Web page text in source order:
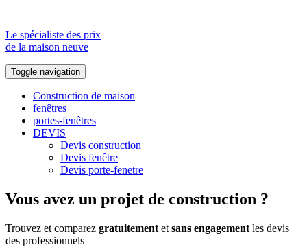
Le spécialiste des prix
de la maison neuve
Toggle navigation
Construction de maison
fenêtres
portes-fenêtres
DEVIS
Devis construction
Devis fenêtre
Devis porte-fenetre
Vous avez un projet de construction ?
Trouvez et comparez gratuitement et sans engagement les devis
des professionnels